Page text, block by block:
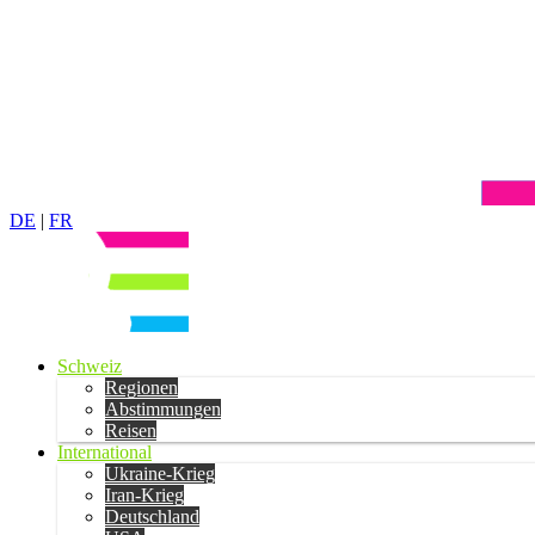
DE | FR
Schweiz
Regionen
Abstimmungen
Reisen
International
Ukraine-Krieg
Iran-Krieg
Deutschland